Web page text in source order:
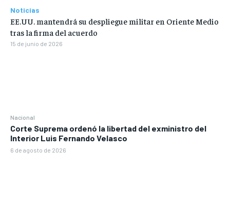
Nacional
Corte Suprema ordenó la libertad del exministro del
Interior Luis Fernando Velasco
6 de agosto de 2026
Noticias
EE.UU. mantendrá su despliegue militar en Oriente Medio
tras la firma del acuerdo
15 de junio de 2026